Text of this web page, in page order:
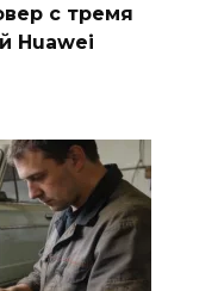
с тремя
Huawei